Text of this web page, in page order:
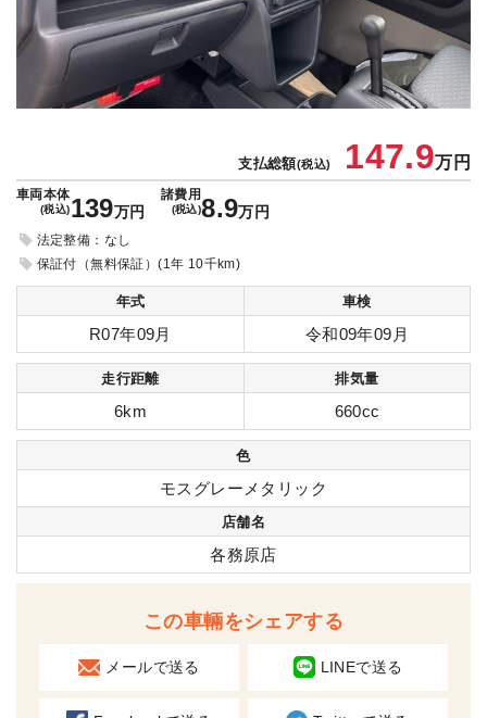
支払総額(税込) 147.9万円
車両本体
(税込)139万円
諸費用
(税込)8.9万円
法定整備：なし
保証付（無料保証）(1年 10千km)
年式 車検
R07年09月 令和09年09月
走行距離 排気量
6km 660cc
色
モスグレーメタリック
店舗名
各務原店
この車輛をシェアする
メールで送る LINEで送る